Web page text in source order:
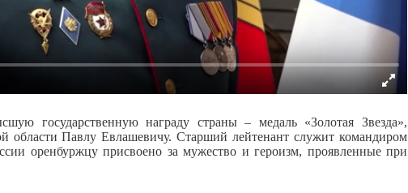
государственную награду страны – медаль «Золотая Звезда»,
области Павлу Евлашевичу. Старший лейтенант служит командиром
оренбуржцу присвоено за мужество и героизм, проявленные при